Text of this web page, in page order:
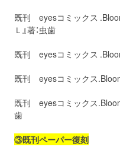
既刊 eyesコミックス
Ｌ』著：虫歯
既刊 eyesコミックス
既刊 eyesコミックス.Bloom
既刊 eyesコミックス
歯
③既刊ペーパー復刻